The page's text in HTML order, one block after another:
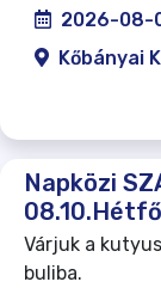
2026-08-
Kőbányai
Napközi
08.10.Hétfő
Várjuk a
buliba.